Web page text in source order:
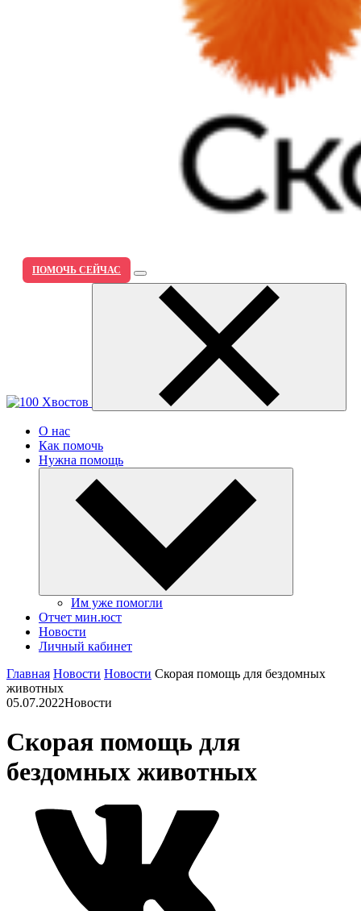
ПОМОЧЬ СЕЙЧАС
О нас
Как помочь
Нужна помощь
Им уже помогли
Отчет мин.юст
Новости
Личный кабинет
Главная Новости Новости Скорая помощь для бездомных
животных
05.07.2022Новости
Скорая помощь для
бездомных животных